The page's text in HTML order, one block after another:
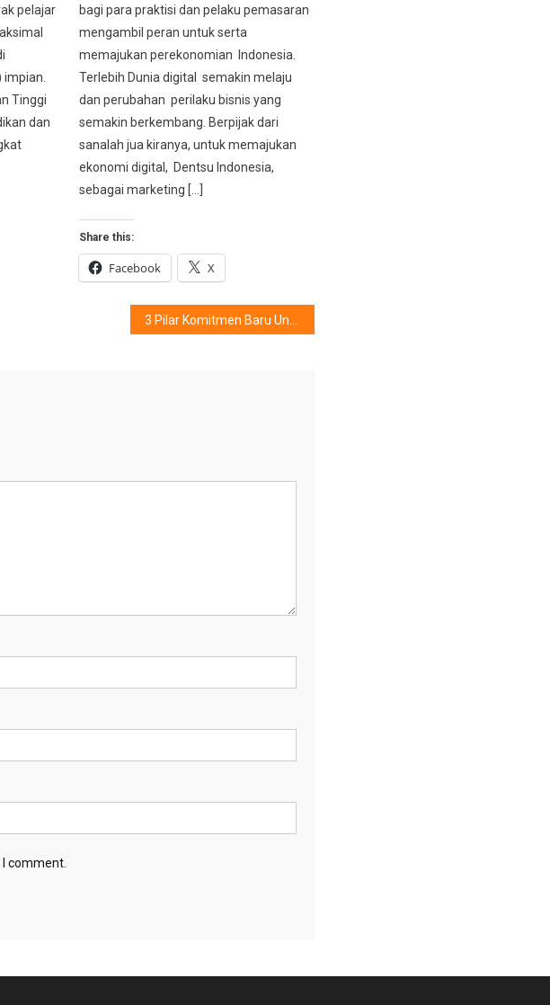
pelajar
Tinggi
dan
bagi para praktisi dan pelaku pemasaran
mengambil peran untuk serta
memajukan perekonomian Indonesia.
Terlebih Dunia digital semakin melaju
dan perubahan perilaku bisnis yang
semakin berkembang. Berpijak dari
sanalah jua kiranya, untuk memajukan
ekonomi digital, Dentsu Indonesia,
sebagai marketing […]
Share this:
Facebook X
comment.